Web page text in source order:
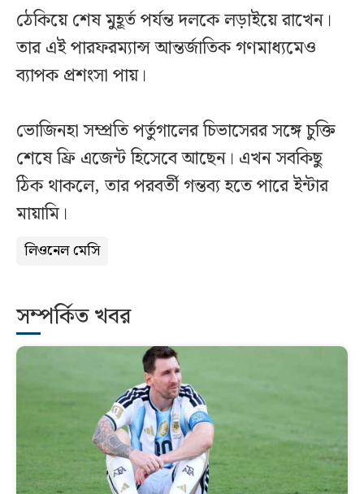
ঠেকিয়ে শেষ মুহূর্ত পর্যন্ত দলকে লড়াইয়ে রাখেন।
তার এই পারফরম্যান্স আন্তর্জাতিক গণমাধ্যমেও
ব্যাপক প্রশংসা পায়।
ভোজিনহা সম্প্রতি পর্তুগালের চিভাসেরর সঙ্গে চুক্তি
শেষে ফ্রি এজেন্ট হিসেবে আছেন। এখন সবকিছু
ঠিক থাকলে, তার পরবর্তী গন্তব্য হতে পারে ইন্টার
মায়ামি।
লিওনেল মেসি
সম্পর্কিত খবর